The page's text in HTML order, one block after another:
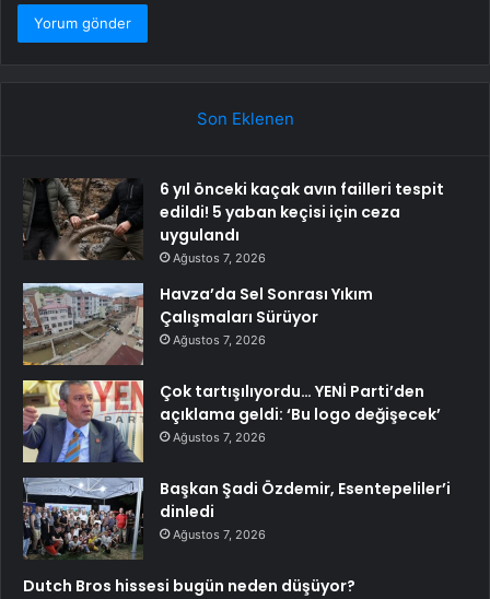
Son Eklenen
6 yıl önceki kaçak avın failleri tespit
edildi! 5 yaban keçisi için ceza
uygulandı
Ağustos 7, 2026
Havza’da Sel Sonrası Yıkım
Çalışmaları Sürüyor
Ağustos 7, 2026
Çok tartışılıyordu… YENİ Parti’den
açıklama geldi: ‘Bu logo değişecek’
Ağustos 7, 2026
Başkan Şadi Özdemir, Esentepeliler’i
dinledi
Ağustos 7, 2026
Dutch Bros hissesi bugün neden düşüyor?